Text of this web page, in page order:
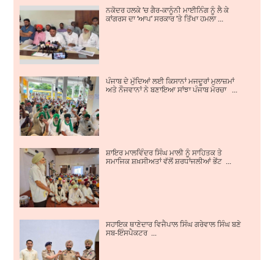
ਨਕੋਦਰ ਹਲਕੇ ’ਚ ਗੈਰ-ਕਾਨੂੰਨੀ ਮਾਈਨਿੰਗ ਨੂੰ ਲੈ ਕੇ
ਕਾਂਗਰਸ ਦਾ ‘ਆਪ’ ਸਰਕਾਰ ’ਤੇ ਤਿੱਖਾ ਹਮਲਾ ...
ਪੰਜਾਬ ਦੇ ਮੁੱਦਿਆਂ ਲਈ ਕਿਸਾਨਾਂ ਮਜਦੂਰਾਂ ਮੁਲਾਜ਼ਮਾਂ
ਅਤੇ ਨੌਜਵਾਨਾਂ ਨੇ ਬਣਾਇਆ ਸਾਂਝਾ ਪੰਜਾਬ ਮੋਰਚਾ ...
ਸ਼ਾਇਰ ਮਾਲਵਿੰਦਰ ਸਿੰਘ ਮਾਲੀ ਨੂੰ ਸਾਹਿਤਕ ਤੇ
ਸਮਾਜਿਕ ਸ਼ਖ਼ਸੀਅਤਾਂ ਵੱਲੋਂ ਸ਼ਰਧਾਂਜਲੀਆਂ ਭੇਂਟ ...
ਸਹਾਇਕ ਥਾਣੇਦਾਰ ਵਿਜੈਪਾਲ ਸਿੰਘ ਗਰੇਵਾਲ ਸਿੰਘ ਬਣੇ
ਸਬ-ਇੰਸਪੈਕਟਰ ...